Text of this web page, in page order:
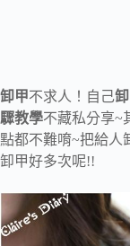
卸甲不求人！自己
驟教學不藏私分享~
點都不難唷~把給人
卸甲好多次呢!!